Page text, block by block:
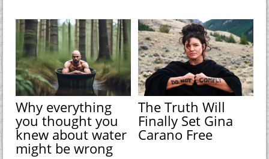
Why everything
you thought you
knew about water
might be wrong
The Truth Will
Finally Set Gina
Carano Free